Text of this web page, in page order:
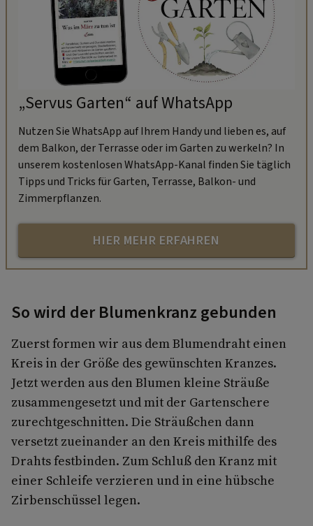
„Servus Garten“ auf WhatsApp
Nutzen Sie WhatsApp auf Ihrem Handy und lieben es, auf
dem Balkon, der Terrasse oder im Garten zu werkeln? In
unserem kostenlosen WhatsApp-Kanal finden Sie täglich
Tipps und Tricks für Garten, Terrasse, Balkon- und
Zimmerpflanzen.
HIER MEHR ERFAHREN
So wird der Blumenkranz gebunden
Zuerst formen wir aus dem Blumendraht einen
Kreis in der Größe des gewünschten Kranzes.
Jetzt werden aus den Blumen kleine Sträuße
zusammengesetzt und mit der Gartenschere
zurechtgeschnitten. Die Sträußchen dann
versetzt zueinander an den Kreis mithilfe des
Drahts festbinden. Zum Schluß den Kranz mit
einer Schleife verzieren und in eine hübsche
Zirbenschüssel legen.